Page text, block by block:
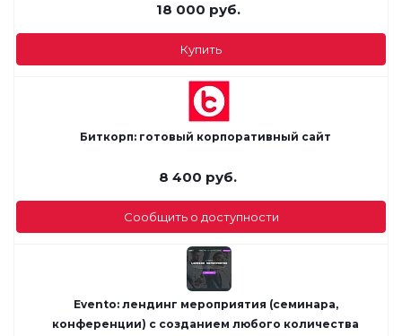
18 000 руб.
Купить
Биткорп: готовый корпоративный сайт
8 400 руб.
Сообщить о доступности
Evento: лендинг мероприятия (семинара,
конференции) с созданием любого количества